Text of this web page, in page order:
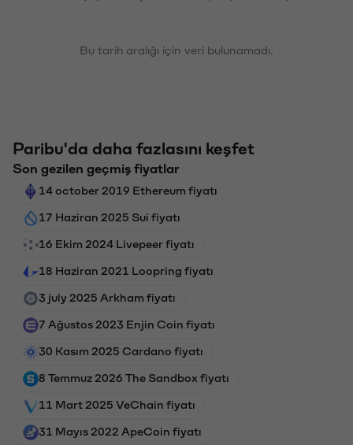
Bu tarih aralığı için veri bulunamadı.
Paribu'da daha fazlasını keşfet
Son gezilen geçmiş fiyatlar
14 october 2019 Ethereum fiyatı
17 Haziran 2025 Sui fiyatı
16 Ekim 2024 Livepeer fiyatı
18 Haziran 2021 Loopring fiyatı
3 july 2025 Arkham fiyatı
7 Ağustos 2023 Enjin Coin fiyatı
30 Kasım 2025 Cardano fiyatı
8 Temmuz 2026 The Sandbox fiyatı
11 Mart 2025 VeChain fiyatı
31 Mayıs 2022 ApeCoin fiyatı